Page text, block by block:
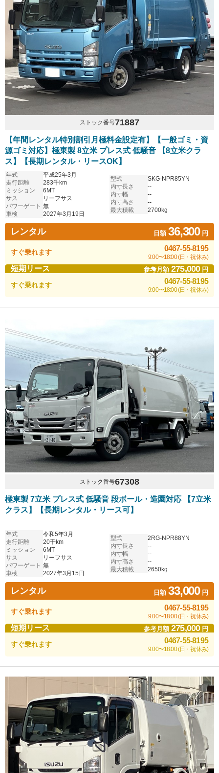
ストック番号71887
【年間レンタル特別割引月極料金設定有】【一般ゴミ・資
源ゴミ対応】極東製 8立米 プレス式 低騒音 【8立米クラ
ス】【長期レンタル・リースOK】
年式
平成25年3月
走行距離
283千km
ミッション
6MT
サス
リーフサス
パワーゲート 無
車検
2027年3月19日
型式
SKG-NPR85YN
内寸長さ
--
内寸幅
--
内寸高さ
--
最大積載
2700kg
レンタル 日額36,300円
すぐ乗れます 0467-55-8195
9:00〜18:00 (日・祝休み)
短期リース 参考月額275,000円
すぐ乗れます 0467-55-8195
9:00〜18:00 (日・祝休み)
ストック番号67308
極東製 7立米 プレス式 低騒音 段ボール・造園対応 【7立米
クラス】【長期レンタル・リース可】
年式
令和5年3月
走行距離
20千km
ミッション
6MT
サス
リーフサス
パワーゲート 無
車検
2027年3月15日
型式
2RG-NPR88YN
内寸長さ
--
内寸幅
--
内寸高さ
--
最大積載
2650kg
レンタル 日額33,000円
すぐ乗れます 0467-55-8195
9:00〜18:00 (日・祝休み)
短期リース 参考月額275,000円
すぐ乗れます 0467-55-8195
9:00〜18:00 (日・祝休み)